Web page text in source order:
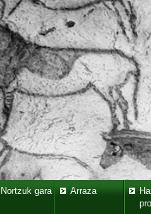
Nortzuk gara Arraza